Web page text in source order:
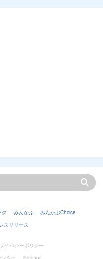
ク みんかぶ
みんかぶChoice
スリリース
イバシーポリシー
ター
livedoor